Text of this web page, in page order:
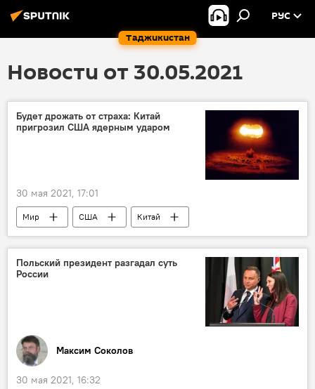
Таджикистан
РУС
Новости от 30.05.2021
Будет дрожать от страха: Китай
пригрозил США ядерным ударом
30 мая 2021, 17:01
Мир США
Китай
коронавирус
Польский президент разгадал суть
России
Максим Соколов
30 мая 2021, 16:32